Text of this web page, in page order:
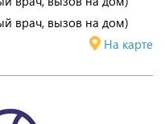
На карте
врач, вызов на дом)